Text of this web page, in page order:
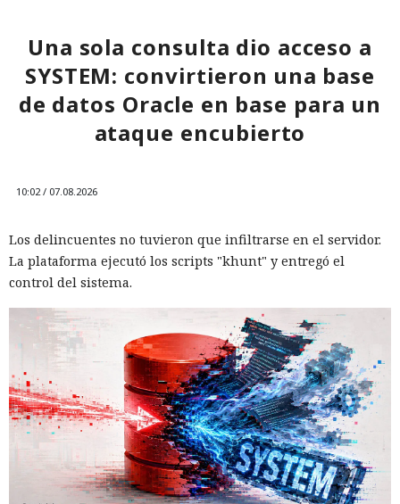
vigilar la actividad de las cuentas por accesos desde
dispositivos desconocidos.
Una sola consulta dio acceso a
SYSTEM: convirtieron una base
de datos Oracle en base para un
ataque encubierto
10:02 / 07.08.2026
Los delincuentes no tuvieron que infiltrarse en el servidor.
La plataforma ejecutó los scripts "khunt" y entregó el
control del sistema.